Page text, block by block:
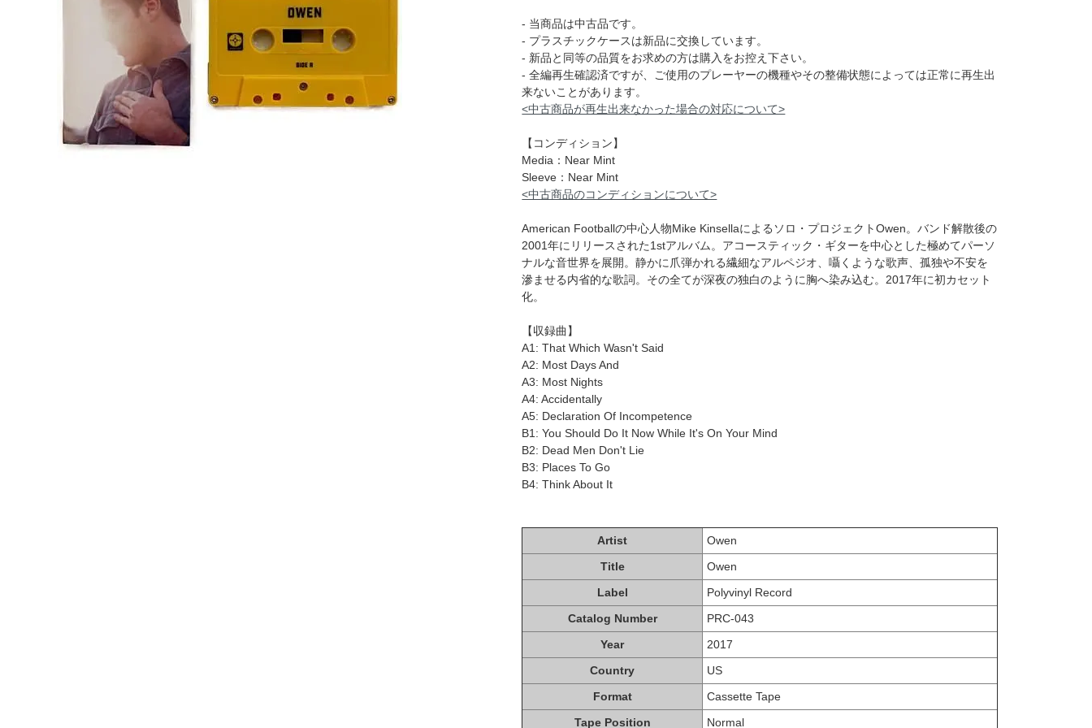
- 当商品は中古品です。
- プラスチックケースは新品に交換しています。
- 新品と同等の品質をお求めの方は購入をお控え下さい。
- 全編再生確認済ですが、ご使用のプレーヤーの機種やその整備状態によっては正常に再生出
来ないことがあります。
<中古商品が再生出来なかった場合の対応について>
【コンディション】
Media：Near Mint
Sleeve：Near Mint
<中古商品のコンディションについて>
American Footballの中心人物Mike Kinsellaによるソロ・プロジェクトOwen。バンド解散後の
2001年にリリースされた1stアルバム。アコースティック・ギターを中心とした極めてパーソ
ナルな音世界を展開。静かに爪弾かれる繊細なアルペジオ、囁くような歌声、孤独や不安を
滲ませる内省的な歌詞。その全てが深夜の独白のように胸へ染み込む。2017年に初カセット
化。
【収録曲】
A1: That Which Wasn't Said
A2: Most Days And
A3: Most Nights
A4: Accidentally
A5: Declaration Of Incompetence
B1: You Should Do It Now While It's On Your Mind
B2: Dead Men Don't Lie
B3: Places To Go
B4: Think About It
Artist
Owen
Title
Owen
Label
Polyvinyl Record
Catalog Number
PRC-043
Year
2017
Country
US
Format
Cassette Tape
Tape Position
Normal